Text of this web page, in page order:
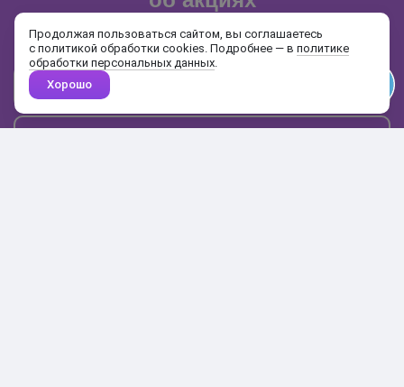
и распродажах
Почта
Продолжая пользоваться сайтом, вы соглашаетесь
с политикой обработки cookies. Подробнее — в политике
обработки персональных данных.
Хорошо